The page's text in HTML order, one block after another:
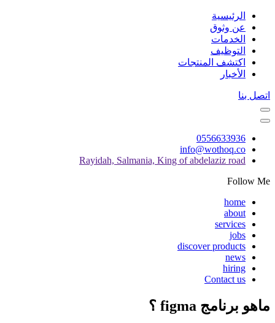
الرئيسية
عن وثوق
الخدمات
التوظيف
اكتشف المنتجات
الأخبار
اتصل بنا
0556633936
info@wothoq.co
Rayidah, Salmania, King of abdelaziz road
Follow Me
home
about
services
jobs
discover products
news
hiring
Contact us
ماهو برنامج figma ؟